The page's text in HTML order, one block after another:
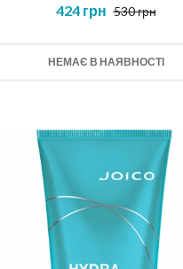
424 грн 530 грн
НЕМАЄ В НАЯВНОСТІ